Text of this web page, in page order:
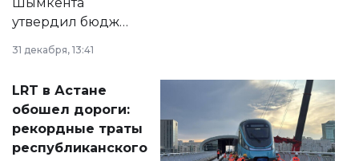
утвердил бюджет
города на 2026–
2028 годы.
документ
появился в базе
нормативных
правовых актов и
31 декабря, 13:41
LRT в Астане
обошел дороги:
рекордные траты
республиканского